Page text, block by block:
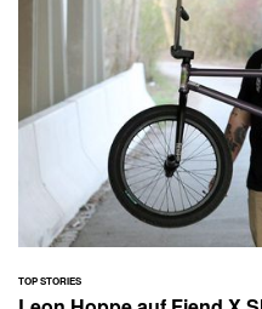
TOP STORIES